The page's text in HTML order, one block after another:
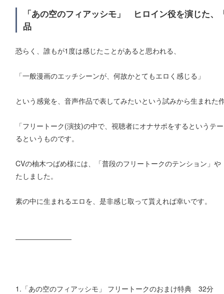
「あの空のフィアッシモ」 ヒロイン役を演じた、
品
恐らく、誰もが1度は感じたことがあると思われる、
「一般漫画のエッチシーンが、何故かとてもエロく感じる」
という感覚を、音声作品で表してみたいという試みから生まれた
「フリートーク(演技)の中で、視聴者にオナサポをするというテ
るというものです。
CVの柚木つばめ様には、「普段のフリートークのテンション」
たしました。
素の中に生まれるエロを、是非感じ取って貰えれば幸いです。
――――――――
1.「あの空のフィアッシモ」 フリートークのおまけ特典 32分